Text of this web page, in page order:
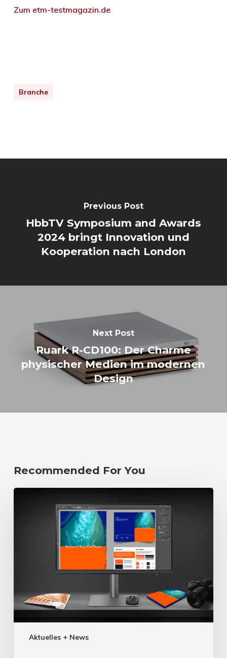
Zum etm-testmagazin.de
Branche
Previous Post
HbbTV Symposium and Awards
2024 bringt Innovation und
Kooperation nach London
Next Post
Ruark R-CD100: Der Charme
physischer Medien im modernen
Design
Recommended For You
Aktuelles + News